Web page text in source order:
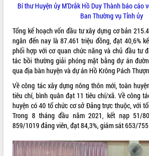
Bí thư Tỉnh ủy Lương Nguyễn Minh
Triết thăm, tặng quà người có công với
cách mạng
Rà soát, hoàn thiện hệ thống thiết chế
văn hóa, thể thao đáp ứng yêu cầu
phát triển mới
Thường trực HĐND tỉnh Đắk Lắk gặp
mặt Đoàn chuyên gia y tế TP. Hồ Chí
Minh
Lễ truy điệu và an táng hài cốt liệt sĩ
tại Nghĩa trang Liệt sĩ xã Sơn Hòa
Bàn giải pháp tháo gỡ khó khăn trong
xuất khẩu sầu riêng và triển khai quy
định EUDR
LIÊN KẾT WEB
THỐNG KÊ TRUY CẬP
Hôm nay: 31723
Tất cả: 66144837
Bí thư Huyện ủy M’Drắk Hồ Duy Thành báo cáo
Ban Thường vụ Tỉnh ủy
Tổng kế hoạch vốn đầu tư xây dựng cơ bản
ngân đến nay là 87.461 triệu đồng, đạt 40,6%
phối hợp với cơ quan chức năng và chủ đầu tư
tác bồi thường giải phóng mặt bằng dự án
qua địa bàn huyện và dự án Hồ Krông Pách
Về công tác xây dựng nông thôn mới, toàn
tiêu chí, bình quân đạt 11 tiêu chí/xã. Về công
huyện có 40 tổ chức cơ sở Đảng trực thuộc, với
Trong 8 tháng đầu năm 2021, kết nạp 51/
859/1019 đảng viên, đạt 84,3%, giám sát 653/